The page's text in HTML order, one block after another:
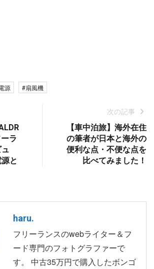
源 #扇風機
ラ
と
次の記事
【車中泊旅】海外在住
の筆者が日本と海外の
便利な点・不便な点を
比べてみました！
haru.
フリーランスのwebライター＆フ
ード専門のフォトグラファーで
す。 中古35万円で購入したボンゴ